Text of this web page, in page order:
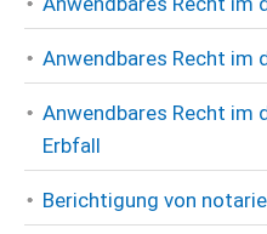
Anwendbares Recht im
Anwendbares Recht im
Erbfall
Berichtigung von